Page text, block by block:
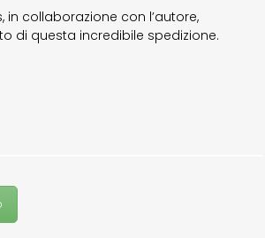
in collaborazione con l’autore,
di questa incredibile spedizione.